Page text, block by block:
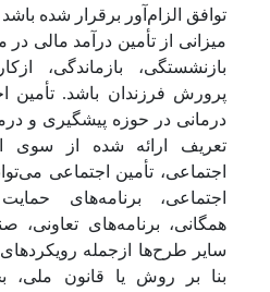
توافق الزام‌آور برقرار شده
میزانی از تأمین درآمد مالی
بازنشستگی، بازماندگی،
پرورش فرزندان باشد. تأمین
درمانی در حوزه پیشگیری و
تعریف ارائه شده از سوی
اجتماعی، تأمین اجتماعی
اجتماعی، برنامه‌های
همگانی، برنامه‌های تعاونی،
سایر طرح‌ها ازجمله رویکردهای
بنا بر روش یا قانون ملی،